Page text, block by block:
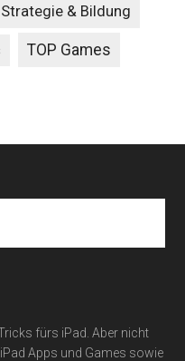
Strategie & Bildung
TOP Games
fürs iPad. Aber nicht
Apps und Games sowie